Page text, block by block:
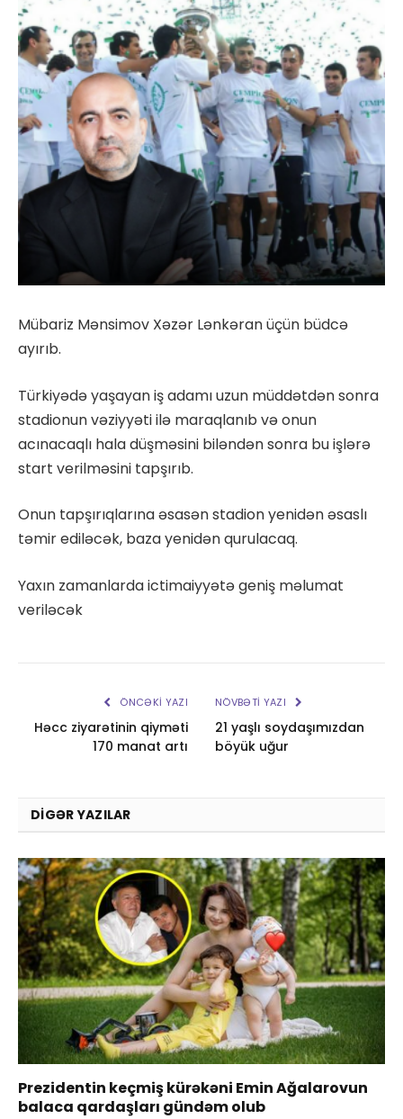
Mübariz Mənsimov Xəzər Lənkəran üçün büdcə
ayırıb.
Türkiyədə yaşayan iş adamı uzun müddətdən sonra
stadionun vəziyyəti ilə maraqlanıb və onun
acınacaqlı hala düşməsini biləndən sonra bu işlərə
start verilməsini tapşırıb.
Onun tapşırıqlarına əsasən stadion yenidən əsaslı
təmir ediləcək, baza yenidən qurulacaq.
Yaxın zamanlarda ictimaiyyətə geniş məlumat
veriləcək
ÖNCƏKI YAZI
Həcc ziyarətinin qiyməti
170 manat artı
NÖVBƏTI YAZI
21 yaşlı soydaşımızdan
böyük uğur
DIGƏR YAZILAR
Prezidentin keçmiş kürəkəni Emin Ağalarovun
balaca qardaşları gündəm olub